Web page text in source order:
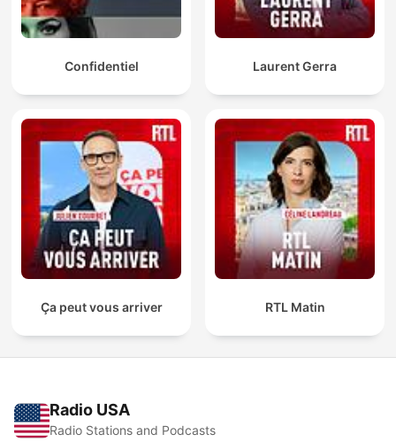
Confidentiel Laurent Gerra
Ça peut vous arriver RTL Matin
Radio USA
Radio Stations and Podcasts